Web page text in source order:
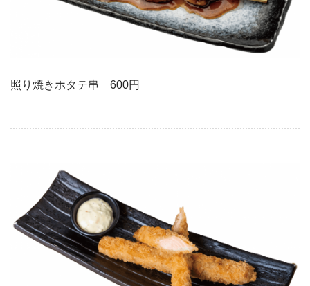
照り焼きホタテ串 600円